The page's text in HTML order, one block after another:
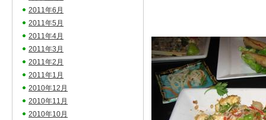
2011年6月
2011年5月
2011年4月
2011年3月
2011年2月
2011年1月
2010年12月
2010年11月
2010年10月